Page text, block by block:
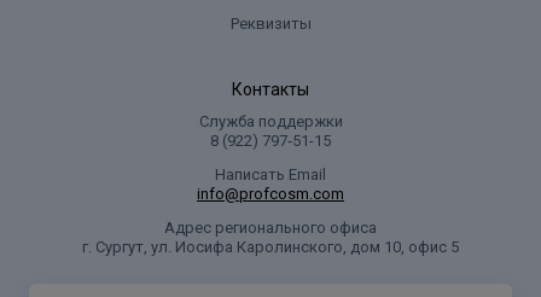
Реквизиты
Контакты
Служба поддержки
8 (922) 797‑51-15
Написать Email
info@profcosm.com
Адрес регионального офиса
г. Сургут, ул. Иосифа Каролинского, дом 10, офис 5